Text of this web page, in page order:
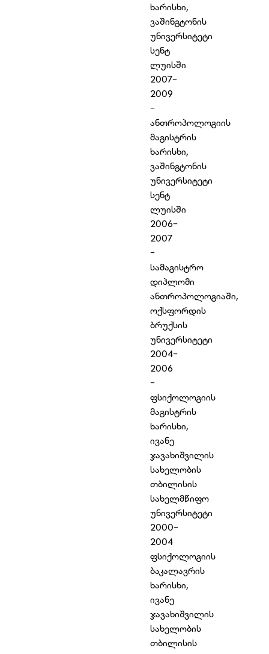
ხარისხი,
ვაშინგტონის
უნივერსიტეტი
სენტ
ლუისში
2007-
2009
-
ანთროპოლოგიის
მაგისტრის
ხარისხი,
ვაშინგტონის
უნივერსიტეტი
სენტ
ლუისში
2006-
2007
-
სამაგისტრო
დიპლომი
ანთროპოლოგიაში,
ოქსფორდის
ბრუქსის
უნივერსიტეტი
2004-
2006
-
ფსიქოლოგიის
მაგისტრის
ხარისხი,
ივანე
ჯავახიშვილის
სახელობის
თბილისის
სახელმწიფო
უნივერსიტეტი
2000-
2004
ფსიქოლოგიის
ბაკალავრის
ხარისხი,
ივანე
ჯავახიშვილის
სახელობის
თბილისის